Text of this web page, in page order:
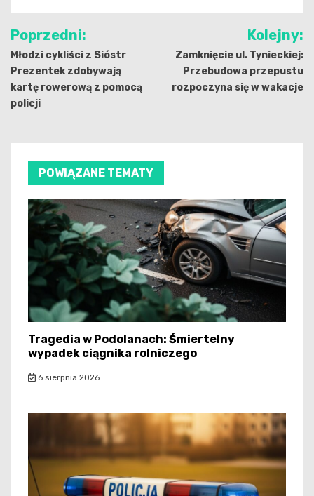
Nawigacja
wpisu
Poprzedni:
Młodzi cykliści z Sióstr
Prezentek zdobywają
kartę rowerową z pomocą
policji
Kolejny:
Zamknięcie ul. Tynieckiej:
Przebudowa przepustu
rozpoczyna się w wakacje
POWIĄZANE TEMATY
Tragedia w Podolanach: Śmiertelny
wypadek ciągnika rolniczego
6 sierpnia 2026